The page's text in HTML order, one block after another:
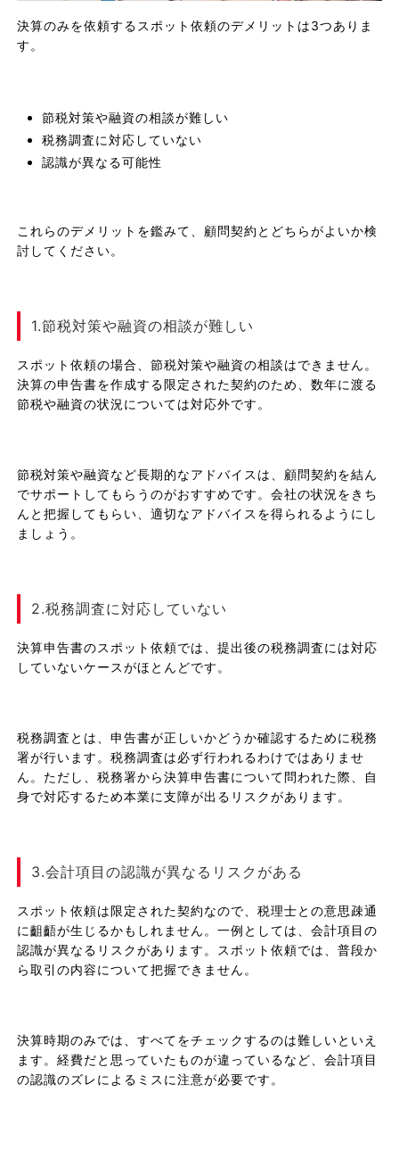
決算のみを依頼するスポット依頼のデメリットは3つありま
す。
節税対策や融資の相談が難しい
税務調査に対応していない
認識が異なる可能性
これらのデメリットを鑑みて、顧問契約とどちらがよいか検
討してください。
1.節税対策や融資の相談が難しい
スポット依頼の場合、節税対策や融資の相談はできません。
決算の申告書を作成する限定された契約のため、数年に渡る
節税や融資の状況については対応外です。
節税対策や融資など長期的なアドバイスは、顧問契約を結ん
でサポートしてもらうのがおすすめです。会社の状況をきち
んと把握してもらい、適切なアドバイスを得られるようにし
ましょう。
2.税務調査に対応していない
決算申告書のスポット依頼では、提出後の税務調査には対応
していないケースがほとんどです。
税務調査とは、申告書が正しいかどうか確認するために税務
署が行います。税務調査は必ず行われるわけではありませ
ん。ただし、税務署から決算申告書について問われた際、自
身で対応するため本業に支障が出るリスクがあります。
3.会計項目の認識が異なるリスクがある
スポット依頼は限定された契約なので、税理士との意思疎通
に齟齬が生じるかもしれません。一例としては、会計項目の
認識が異なるリスクがあります。スポット依頼では、普段か
ら取引の内容について把握できません。
決算時期のみでは、すべてをチェックするのは難しいといえ
ます。経費だと思っていたものが違っているなど、会計項目
の認識のズレによるミスに注意が必要です。